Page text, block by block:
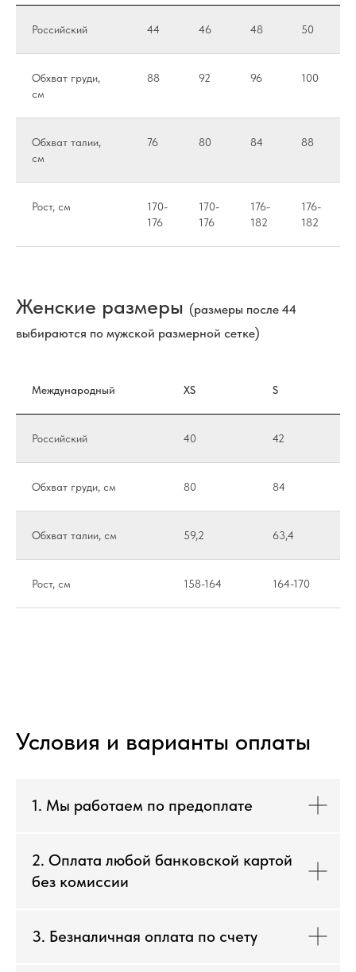
Российский 44 46 48 50
Обхват груди,
см
88 92 96 100
Обхват талии,
см
76 80 84 88
Рост, см
170-
176
170-
176
176-
182
176-
182
Женские размеры (размеры после 44
выбираются по мужской размерной сетке)
Международный XS S
Российский 40 42
Обхват груди, см 80 84
Обхват талии, см 59,2 63,4
Рост, см 158-164 164-170
Условия и варианты оплаты
1. Мы работаем по предоплате
2. Оплата любой банковской картой
без комиссии
3. Безналичная оплата по счету